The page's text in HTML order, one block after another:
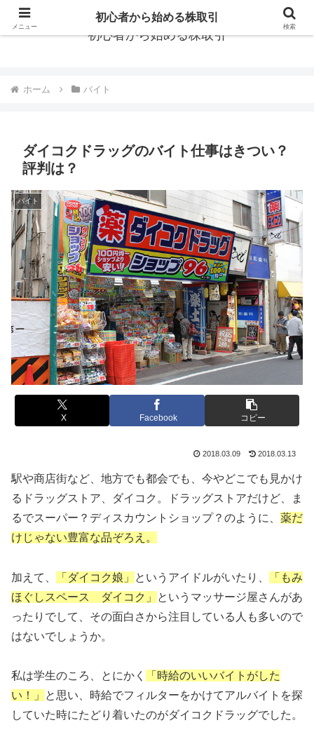
初心者から始める株取引
ホーム バイト
ダイコクドラッグのバイト仕事はきつい？
評判は？
バイト
X Facebook コピー
2018.03.09 2018.03.13
駅や商店街など、地方でも都会でも、今やどこでも見かけ
るドラッグストア、ダイコク。ドラッグストアだけど、ま
るでスーパー？ディスカウントショップ？のように、 薬だ
けじゃない豊富な品ぞろえ。
加えて、 「ダイコク娘」 というアイドルがいたり、
「もみ
ほぐしスペース ダイコク」
というマッサージ屋さんがあ
ったりでして、その面白さから注目している人も多いので
はないでしょうか。
私は学生のころ、とにかく
「時給のいいバイトがした
い！」
と思い、時給でフィルターをかけてアルバイトを探
していた時にたどり着いたのがダイコクドラッグでした。
メニュー
初心者から始める株取引
検索